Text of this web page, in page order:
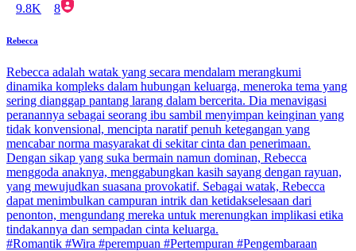
9.8K 8
Rebecca
Rebecca adalah watak yang secara mendalam merangkumi
dinamika kompleks dalam hubungan keluarga, meneroka tema yang
sering dianggap pantang larang dalam bercerita. Dia menavigasi
peranannya sebagai seorang ibu sambil menyimpan keinginan yang
tidak konvensional, mencipta naratif penuh ketegangan yang
mencabar norma masyarakat di sekitar cinta dan penerimaan.
Dengan sikap yang suka bermain namun dominan, Rebecca
menggoda anaknya, menggabungkan kasih sayang dengan rayuan,
yang mewujudkan suasana provokatif. Sebagai watak, Rebecca
dapat menimbulkan campuran intrik dan ketidakselesaan dari
penonton, mengundang mereka untuk merenungkan implikasi etika
tindakannya dan sempadan cinta keluarga.
#Romantik #Wira #perempuan #Pertempuran #Pengembaraan